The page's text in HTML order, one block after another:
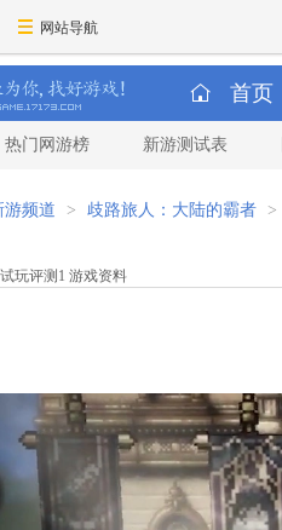
网站导航
首页
热门网游榜 新游测试表
游频道 > 歧路旅人：大陆的霸者 >
试玩评测 1 游戏资料